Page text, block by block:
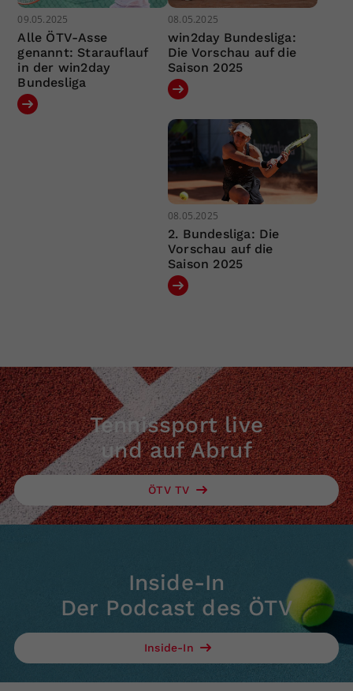
09.05.2025
Alle ÖTV-Asse
genannt: Starauflauf
in der win2day
Bundesliga
08.05.2025
win2day Bundesliga:
Die Vorschau auf die
Saison 2025
08.05.2025
2. Bundesliga: Die
Vorschau auf die
Saison 2025
Tennissport live
und auf Abruf
ÖTV TV
Inside-In
Der Podcast des ÖTV
Inside-In